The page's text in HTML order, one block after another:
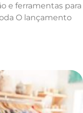
e ferramentas para
O lançamento